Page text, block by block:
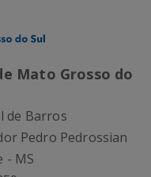
Mato Grosso do
de Barros
Pedro Pedrossian
- MS